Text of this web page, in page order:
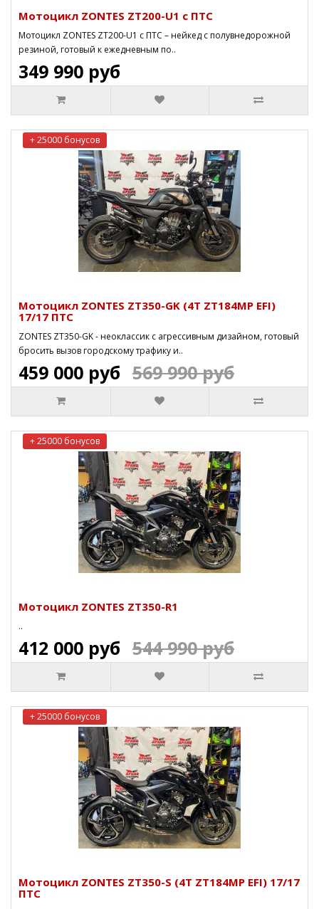
Мотоцикл ZONTES ZT200-U1 c ПТС
Мотоцикл ZONTES ZT200-U1 c ПТС – нейкед с полувнедорожной
резиной, готовый к ежедневным по..
349 990 руб
+ 25000 бонусов
Мотоцикл ZONTES ZT350-GK (4T ZT184MP EFI)
17/17 ПТС
ZONTES ZT350-GK - неоклассик с агрессивным дизайном, готовый
бросить вызов городскому трафику и..
459 000 руб 569 990 руб
+ 25000 бонусов
Мотоцикл ZONTES ZT350-R1
..
412 000 руб 544 990 руб
+ 25000 бонусов
Мотоцикл ZONTES ZT350-S (4T ZT184MP EFI) 17/17
ПТС